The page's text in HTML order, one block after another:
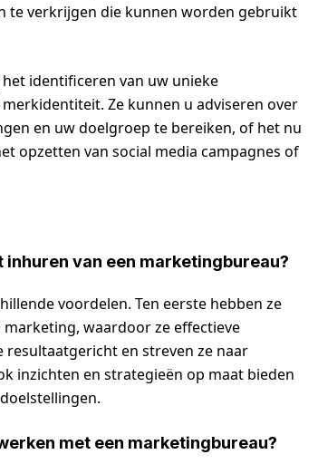
te verkrijgen die kunnen worden gebruikt
identificeren van uw unieke
Ze kunnen u adviseren over
en uw doelgroep te bereiken, of het nu
opzetten van social media campagnes of
van een marketingbureau?
voordelen. Ten eerste hebben ze
waardoor ze effectieve
en streven ze naar
inzichten en strategieën op maat bieden
met een marketingbureau?